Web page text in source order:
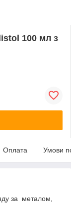
100 мл з
Оплата Умови
за металом,